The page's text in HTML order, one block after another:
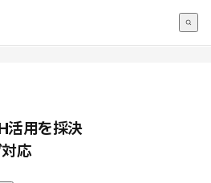
活用を採決
応